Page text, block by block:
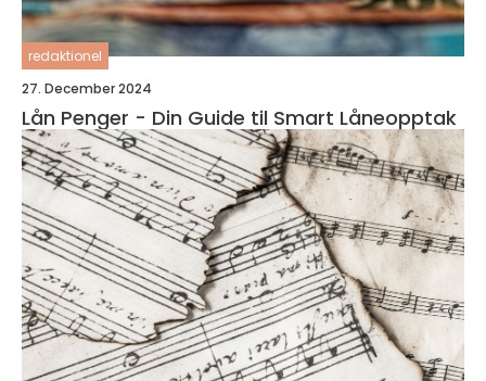
redaktionel
27. December 2024
Lån Penger - Din Guide til Smart Låneopptak